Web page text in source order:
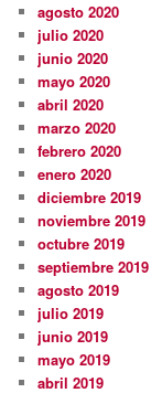
agosto 2020
julio 2020
junio 2020
mayo 2020
abril 2020
marzo 2020
febrero 2020
enero 2020
diciembre 2019
noviembre 2019
octubre 2019
septiembre 2019
agosto 2019
julio 2019
junio 2019
mayo 2019
abril 2019